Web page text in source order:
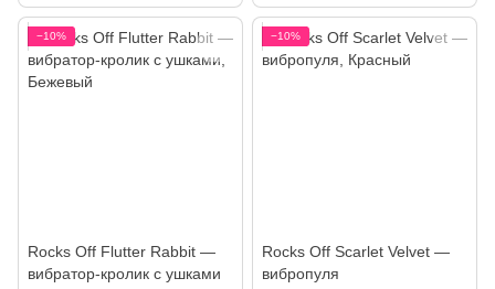
−10%
Rocks Off Flutter Rabbit —
вибратор-кролик с ушками
−10%
Rocks Off Scarlet Velvet —
вибропуля